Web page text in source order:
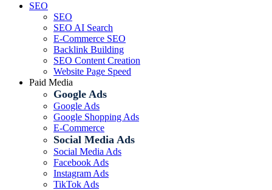
SEO
SEO
SEO AI Search
E-Commerce SEO
Backlink Building
SEO Content Creation
Website Page Speed
Paid Media
Google Ads
Google Ads
Google Shopping Ads
E-Commerce
Social Media Ads
Social Media Ads
Facebook Ads
Instagram Ads
TikTok Ads